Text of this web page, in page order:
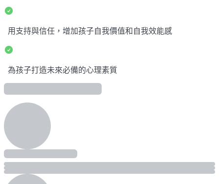
用支持與信任，增加孩子自我價值和自我效能感
為孩子打造未來必備的心理素質